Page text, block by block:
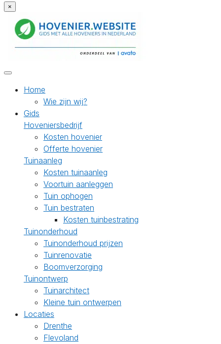
×
Home
Wie zijn wij?
Gids
Hoveniersbedrijf
Kosten hovenier
Offerte hovenier
Tuinaanleg
Kosten tuinaanleg
Voortuin aanleggen
Tuin ophogen
Tuin bestraten
Kosten tuinbestrating
Tuinonderhoud
Tuinonderhoud prijzen
Tuinrenovatie
Boomverzorging
Tuinontwerp
Tuinarchitect
Kleine tuin ontwerpen
Locaties
Drenthe
Flevoland